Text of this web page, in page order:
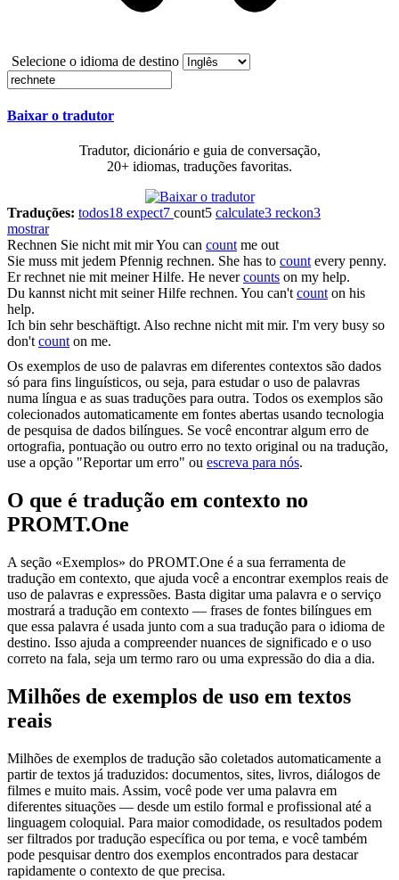
Selecione o idioma de destino
Baixar o tradutor
Tradutor, dicionário e guia de conversação,
20+ idiomas, traduções favoritas.
Traduções: todos18 expect7 count5 calculate3 reckon3
mostrar
Rechnen Sie nicht mit mirYou can countme out
Sie muss mit jedem Pfennig rechnen. She has to countevery penny.
Errechnetnie mit meiner Hilfe. He nevercounts on my help.
Du kannst nicht mit seiner Hilfe rechnen. You can'tcounton his
help.
Ich bin sehr beschäftigt. Also rechne nicht mit mir. I'm very busy so
don'tcounton me.
Os exemplos de uso de palavras em diferentes contextos são dados
só para fins linguísticos, ou seja, para estudar o uso de palavras
numa língua e as suas traduções para outra. Todos os exemplos são
colecionados automaticamente em fontes abertas usando tecnologia
de pesquisa de dados bilíngues. Se você encontrar algum erro de
ortografia, pontuação ou outro erro no texto original ou na tradução,
use a opção "Reportar um erro" ou escreva para nós.
O que é tradução em contexto no
PROMT.One
A seção «Exemplos» do PROMT.One é a sua ferramenta de
tradução em contexto, que ajuda você a encontrar exemplos reais de
uso de palavras e expressões. Basta digitar uma palavra e o serviço
mostrará a tradução em contexto — frases de fontes bilíngues em
que essa palavra é usada junto com a sua tradução para o idioma de
destino. Isso ajuda a compreender nuances de significado e o uso
correto na fala, seja um termo raro ou uma expressão do dia a dia.
Milhões de exemplos de uso em textos
reais
Milhões de exemplos de tradução são coletados automaticamente a
partir de textos já traduzidos: documentos, sites, livros, diálogos de
filmes e muito mais. Assim, você pode ver uma palavra em
diferentes situações — desde um estilo formal e profissional até a
linguagem coloquial. Para maior comodidade, os resultados podem
ser filtrados por tradução específica ou por tema, e você também
pode pesquisar dentro dos exemplos encontrados para destacar
rapidamente o contexto de que precisa.